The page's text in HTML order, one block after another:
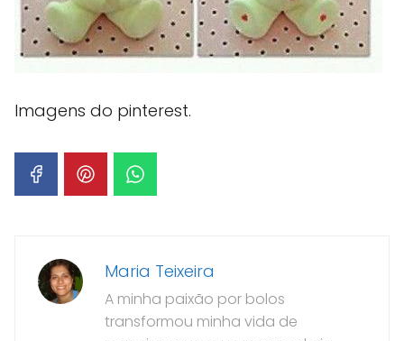
Imagens do pinterest.
Maria Teixeira
A minha paixão por bolos
transformou minha vida de